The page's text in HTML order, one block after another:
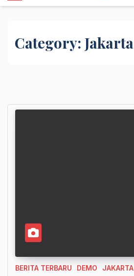
Category: Jakarta
BERITA TERBARU DEMO JAKARTA